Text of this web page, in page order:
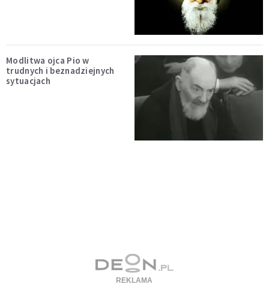
Modlitwa ojca Pio w
trudnych i beznadziejnych
sytuacjach